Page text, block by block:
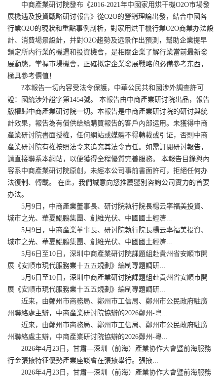
中商產業研讨院發布《2016-2021年中國家用烘干機O2O市場發
展機遇及投資戰略研讨報告》從O2O的營銷理論出發，結合中國各
行業O2O的現狀和重點事例剖析，對家用烘干機行業O2O商業办法設
計、消費場景設計，并對O2O趨勢及远景作出預測，幫助企業提早
鎖定所内行業的機遇和投資機會，是相關企業了解行業當前最新發
展動態，掌握市場機會，正確拟定企業發展戰略的必備參考东西，
極具參考價值！
?本報告一切內容受法令保護，中華公民共和國涉外調查許可
證：國統涉外證字第1454號。 本報告由中商產業研讨院出品，報告
版權歸中商產業研讨院一切。本報告是中商產業研讨院的研讨與統
計效果，報告為有償供给給購買報告的客戶內部运用。未獲得中商
產業研讨院書面授權，任何網站或媒體不得轉載或引证，否則中商
產業研讨院有權按照法令来追究其法令責任。如需訂閱研讨報告，
請直接聯系本網站，以便獲得全程優質完善服務。 本報告目錄與內
容系中商產業研讨院原創，未經本公司事前書面許可，拒絕任何办
法復制、轉載。 在此，我們誠意向您推薦鑒別咨詢公司實力的首要
办法。
5月9日，中商產業董事長、研讨院執行院長楊云率福美投資、
城市之光、華夏鯤鵬集團、創維光伏、中國國土經濟...
5月9日，中商產業董事長、研讨院執行院長楊云率福美投資、
城市之光、華夏鯤鵬集團、創維光伏、中國國土經濟...
5月6日至10日，深圳中商產業研讨院課題組赴貴州省安順市開
展《安順市現代服務業十五五規劃》編制專題調研...
5月6日至10日，深圳中商產業研讨院課題組赴貴州省安順市開
展《安順市現代服務業十五五規劃》編制專題調研...
近来，由鄭州市商務局、鄭州市工信局、鄭州市公民政府駐廣
州聯絡處主辦，中商產業研讨院協辦的2026鄭州-粵...
近来，由鄭州市商務局、鄭州市工信局、鄭州市公民政府駐廣
州聯絡處主辦，中商產業研讨院協辦的2026鄭州-粵...
2026年4月23日，甘肅—深圳（前海）產業协作大會暨前海服務
行金張掖特征優勢產業座談會在張掖舉行。張掖...
2026年4月23日，甘肅—深圳（前海）產業协作大會暨前海服務